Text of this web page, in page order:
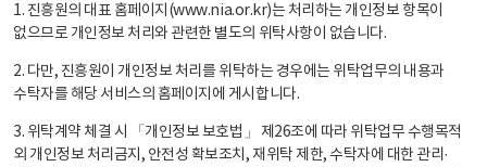
1. 진흥원의 대표 홈페이지(www.nia.or.kr)는 처리하는 개인정보 항목이
없으므로 개인정보 처리와 관련한 별도의 위탁사항이 없습니다.
2. 다만, 진흥원이 개인정보 처리를 위탁하는 경우에는 위탁업무의 내용과
수탁자를 해당 서비스의 홈페이지에 게시합니다.
3. 위탁계약 체결 시 「개인정보 보호법」 제26조에 따라 위탁업무 수행목적
외 개인정보 처리금지, 안전성 확보조치, 재위탁 제한, 수탁자에 대한 관리·